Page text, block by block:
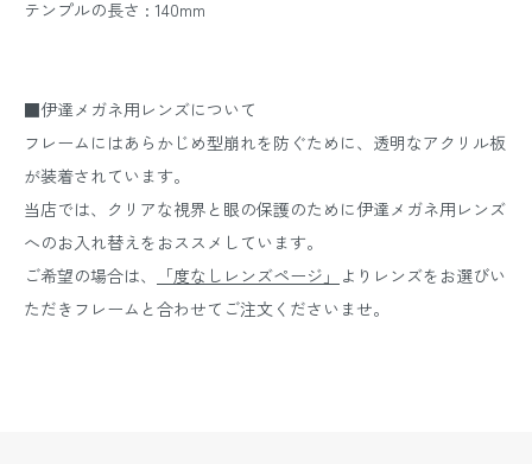
テンプルの長さ : 140mm
■伊達メガネ用レンズについて
フレームにはあらかじめ型崩れを防ぐために、透明なアクリル板
が装着されています。
当店では、クリアな視界と眼の保護のために伊達メガネ用レンズ
へのお入れ替えをおススメしています。
ご希望の場合は、
「度なしレンズページ」 よりレンズをお選びい
ただきフレームと合わせてご注文くださいませ。